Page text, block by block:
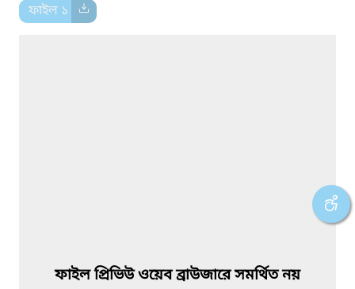
ফাইল ১
ফাইল প্রিভিউ ওয়েব ব্রাউজারে সমর্থিত নয়